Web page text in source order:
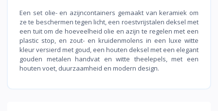
Een set olie- en azijncontainers gemaakt van keramiek om
ze te beschermen tegen licht, een roestvrijstalen deksel met
een tuit om de hoeveelheid olie en azijn te regelen met een
plastic stop, en zout- en kruidenmolens in een luxe witte
kleur versierd met goud, een houten deksel met een elegant
gouden metalen handvat en witte theelepels, met een
houten voet, duurzaamheid en modern design.